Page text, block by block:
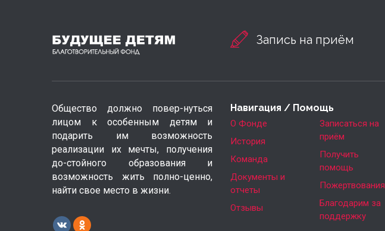
Запись на приём
Общество должно повер-нуться
лицом к особенным детям и
подарить им возможность
реализации их мечты, получения
до-стойного образования и
возможность жить полно-ценно,
найти свое место в жизни.
Навигация / Помощь
О Фонде
История
Команда
Документы и
отчеты
Отзывы
Записаться на
приём
Получить
помощь
Пожертвования
Благодарим за
поддержку